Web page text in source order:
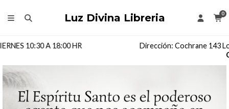
Luz Divina Libreria 0
Dirección: Cochrane 143 Local 205, Segundo Piso, Coronel,